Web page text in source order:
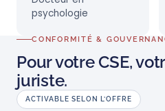
psychologie
CONFORMITÉ &
Pour votre CSE,
juriste.
ACTIVABLE SELON L’OFFRE